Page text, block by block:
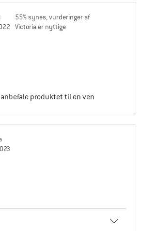
55% synes, vurderinger af
Victoria er nyttige
produktet til en ven